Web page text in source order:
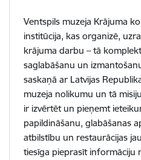
Ventspils muzeja Krājuma
institūcija, kas organizē,
krājuma darbu – tā
saglabāšanu un
saskaņā ar Latvijas
muzeja nolikumu un tā
ir izvērtēt un pieņemt
papildināšanu, glabāšanas
atbilstību un restaurācijas
tiesīga pieprasīt informāciju